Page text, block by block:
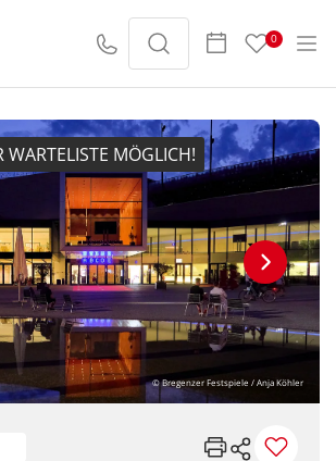
0
WARTELISTE MÖGLICH!
© Bregenzer Festspiele / Anja Köhler